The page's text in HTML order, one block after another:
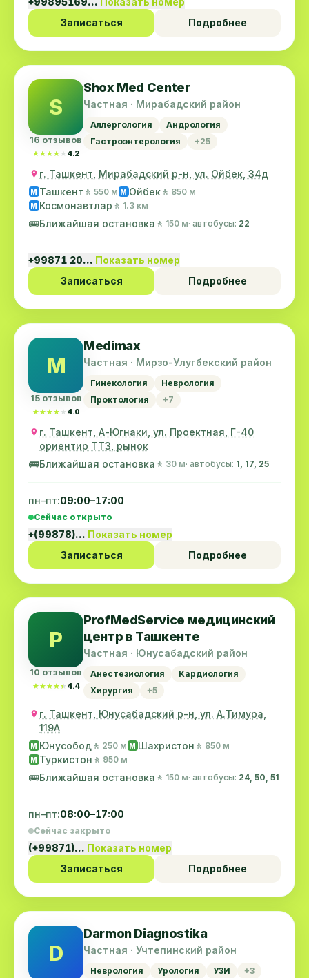
Записаться
Подробнее
S
16 отзывов
★★★★★
★★★★★ 4.2
Shox Med Center
Частная · Мирабадский район
Аллергология
Андрология
Гастроэнтерология
+25
г. Ташкент, Мирабадский р-н, ул. Ойбек, 34д
M Ташкент 🚶 550 м M Ойбек 🚶 850 м
M Космонавтлар 🚶 1.3 км
🚌Ближайшая остановка 🚶 150 м· автобусы: 22
+99871 20… Показать номер
Записаться
Подробнее
M
15 отзывов
★★★★★
★★★★★ 4.0
Medimax
Частная · Мирзо-Улугбекский район
Гинекология
Неврология
Проктология
+7
г. Ташкент, А-Югнаки, ул. Проектная, Г-40
ориентир ТТЗ, рынок
🚌Ближайшая остановка 🚶 30 м· автобусы: 1, 17, 25
пн–пт:09:00–17:00
Сейчас открыто
+(99878)… Показать номер
Записаться
Подробнее
P
10 отзывов
★★★★★
★★★★★ 4.4
ProfMedService медицинский
центр в Ташкенте
Частная · Юнусабадский район
Анестезиология
Кардиология
Хирургия
+5
г. Ташкент, Юнусабадский р-н, ул. А.Тимура,
119A
M Юнусобод 🚶 250 м M Шахристон 🚶 850 м
M Туркистон 🚶 950 м
🚌Ближайшая остановка 🚶 150 м· автобусы: 24, 50, 51
пн–пт:08:00–17:00
Сейчас закрыто
(+99871)… Показать номер
Записаться
Подробнее
D
Darmon Diagnostika
Частная · Учтепинский район
Неврология Урология УЗИ +3